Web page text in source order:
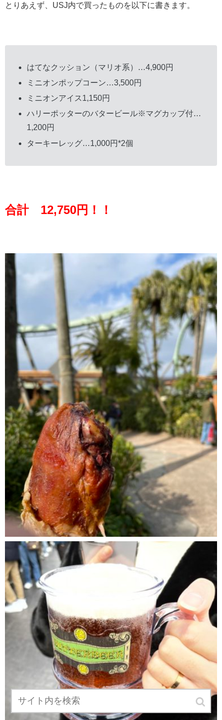
とりあえず、USJ内で買ったものを以下に書きます。
はてなクッション（マリオ系）…4,900円
ミニオンポップコーン…3,500円
ミニオンアイス1,150円
ハリーポッターのバタービール※マグカップ付…
1,200円
ターキーレッグ…1,000円*2個
合計 12,750円！！